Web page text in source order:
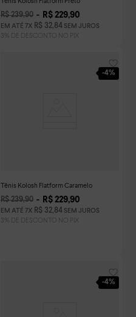
R$ 239,90 R$ 229,90
EM ATÉ 7X R$ 32,84SEM JUROS
-4%
Tênis Kolosh Flatform Caramelo
R$ 239,90 R$ 229,90
EM ATÉ 7X R$ 32,84SEM JUROS
-4%